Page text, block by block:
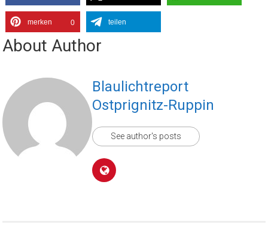
merken 0 teilen
About Author
Blaulichtreport
Ostprignitz-Ruppin
See author's posts